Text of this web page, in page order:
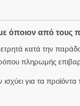
όποιον από τους
κατά την
πληρωμής
για τα προϊόντα